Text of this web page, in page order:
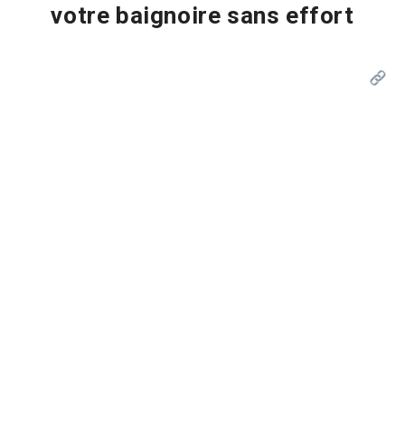
votre baignoire sans effort